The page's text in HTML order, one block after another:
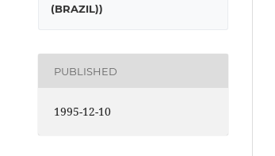
(BRAZIL))
PUBLISHED
1995-12-10